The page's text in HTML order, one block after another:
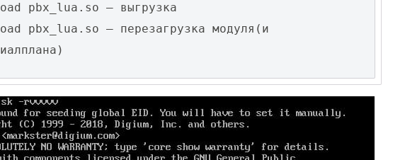
pbx_lua.so – выгрузка
pbx_lua.so – перезагрузка модуля(и